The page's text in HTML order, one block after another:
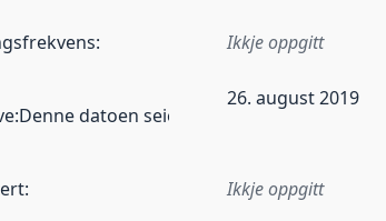
: Ikkje oppgitt
:Denne datoen seier når dataa i dette
26. august 2019
: Ikkje oppgitt